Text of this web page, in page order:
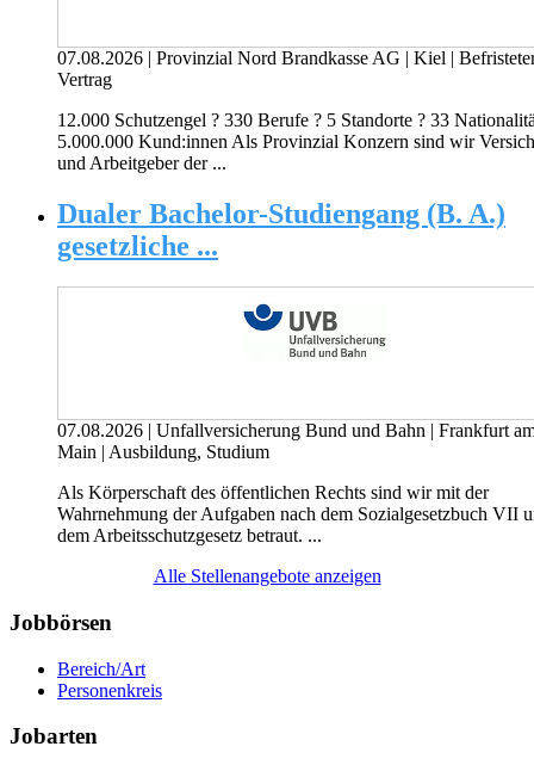
07.08.2026 | Provinzial Nord Brandkasse AG | Kiel |
Vertrag
12.000 Schutzengel ? 330 Berufe ? 5 Standorte ? 33
5.000.000 Kund:innen Als Provinzial Konzern sind wir
und Arbeitgeber der ...
Dualer Bachelor-Studiengang (B. A.)
gesetzliche ...
07.08.2026 | Unfallversicherung Bund und Bahn | Frankfurt
Main | Ausbildung, Studium
Als Körperschaft des öffentlichen Rechts sind wir mit der
Wahrnehmung der Aufgaben nach dem Sozial­gesetzbuch VII
dem Arbeits­schutzgesetz betraut. ...
Alle Stellenangebote anzeigen
Jobbörsen
Bereich/Art
Personenkreis
Jobarten